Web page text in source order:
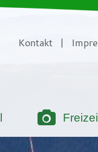
Kontakt |